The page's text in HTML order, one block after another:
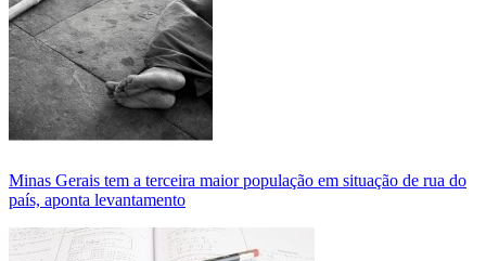
Minas Gerais tem a terceira maior população em situação de rua do
país, aponta levantamento